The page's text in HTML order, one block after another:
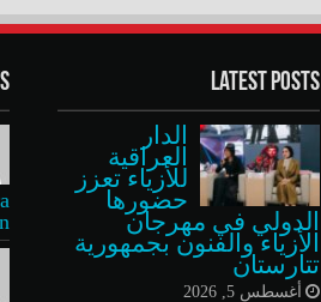
Latest Posts
الدار
العراقية
للأزياء تعزز
حضورها
الدولي في مهرجان
الأزياء والفنون بجمهورية
تتارستان
أغسطس 5, 2026